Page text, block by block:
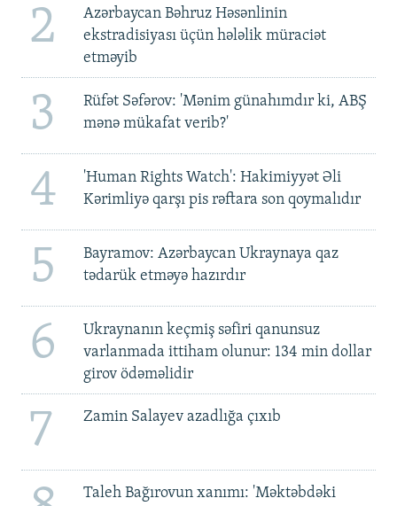
2
Azərbaycan Bəhruz Həsənlinin
ekstradisiyası üçün hələlik müraciət
etməyib
3
Rüfət Səfərov: 'Mənim günahımdır ki, ABŞ
mənə mükafat verib?'
4
'Human Rights Watch': Hakimiyyət Əli
Kərimliyə qarşı pis rəftara son qoymalıdır
5
Bayramov: Azərbaycan Ukraynaya qaz
tədarük etməyə hazırdır
6
Ukraynanın keçmiş səfiri qanunsuz
varlanmada ittiham olunur: 134 min dollar
girov ödəməlidir
7 Zamin Salayev azadlığa çıxıb
Taleh Bağırovun xanımı: 'Məktəbdəki